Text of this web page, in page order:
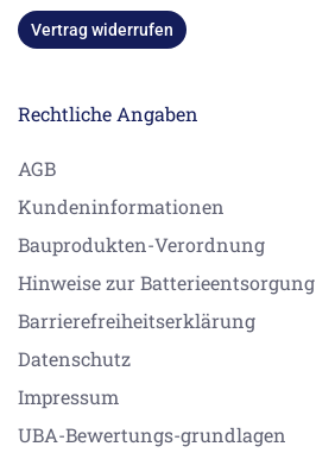
Vertrag widerrufen
Rechtliche Angaben
AGB
Kundeninformationen
Bauprodukten-Verordnung
Hinweise zur Batterieentsorgung
Barrierefreiheitserklärung
Datenschutz
Impressum
UBA-Bewertungs-grundlagen